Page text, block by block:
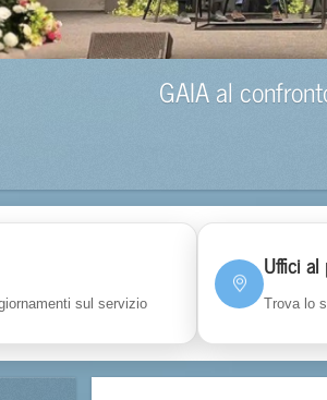
GAIA al
sul servizio
Uffici
Trova lo